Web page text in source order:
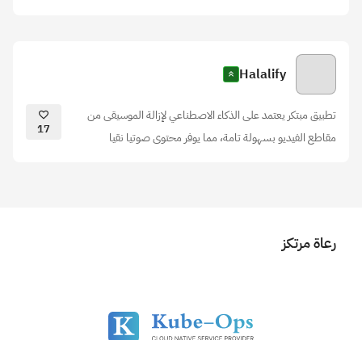
Halalify
تطبيق مبتكر يعتمد على الذكاء الاصطناعي لإزالة الموسيقى من
مقاطع الفيديو بسهولة تامة، مما يوفر محتوى صوتيا نقيا
17
رعاة مرتكز